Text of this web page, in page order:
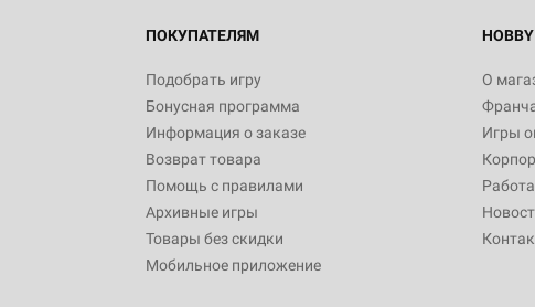
ПОКУПАТЕЛЯМ
Подобрать игру
Бонусная программа
Информация о заказе
Возврат товара
Помощь с правилами
Архивные игры
Товары без скидки
Мобильное приложение
О
Игры